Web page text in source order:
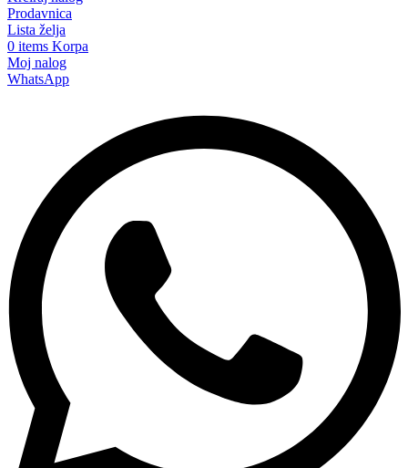
Prodavnica
Lista želja
0 items Korpa
Moj nalog
WhatsApp